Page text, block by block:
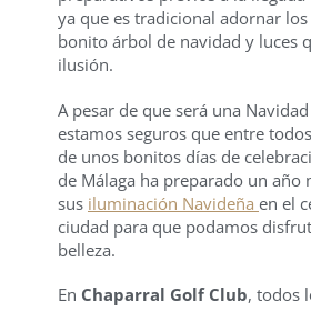
ya que es tradicional adornar
bonito árbol de navidad y luces
ilusión.
A pesar de que será una
estamos seguros que entre
de unos bonitos días de
de Málaga ha preparado un año
sus iluminación Navideña en el
ciudad para que podamos
belleza.
En Chaparral Golf Club, todos